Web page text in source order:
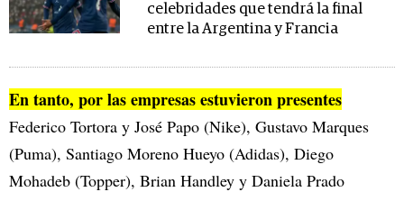
celebridades que tendrá la final
entre la Argentina y Francia
En tanto, por las empresas estuvieron presentes
Federico Tortora y José Papo (Nike), Gustavo Marques
(Puma), Santiago Moreno Hueyo (Adidas), Diego
Mohadeb (Topper), Brian Handley y Daniela Prado